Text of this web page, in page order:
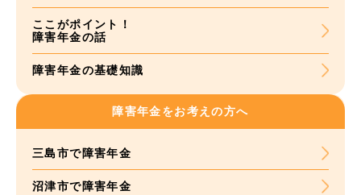
ここがポイント！
障害年金の話
障害年金の基礎知識
障害年金をお考えの方へ
三島市で障害年金
沼津市で障害年金